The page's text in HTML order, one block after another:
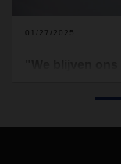
01/27/2025
omstandigheden